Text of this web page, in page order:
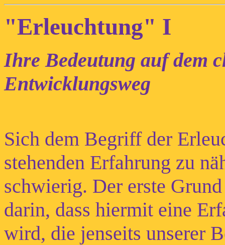
"Erleuchtung" I
Ihre Bedeutung auf dem
Entwicklungsweg
Sich dem Begriff der
stehenden Erfahrung zu
schwierig. Der erste
darin, dass hiermit eine
wird, die jenseits unserer